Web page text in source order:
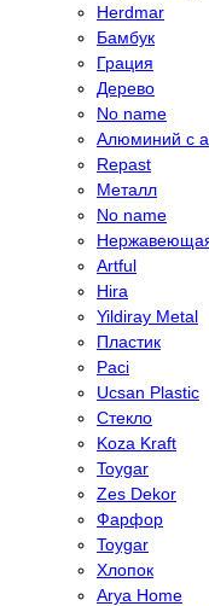
Herdmar
Бамбук
Грация
Дерево
No name
Алюминий с
Repast
Металл
No name
Artful
Hira
Yildiray Metal
Пластик
Paci
Ucsan Plastic
Стекло
Koza Kraft
Toygar
Zes Dekor
Фарфор
Toygar
Хлопок
Arya Home